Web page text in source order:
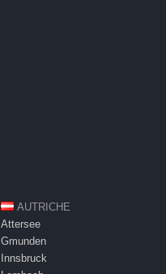
AUTRICHE
Attersee
Gmunden
Innsbruck